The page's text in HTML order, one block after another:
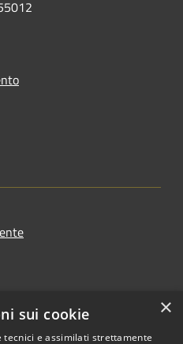
×
sui cookie
tecnici e assimilati strettamente